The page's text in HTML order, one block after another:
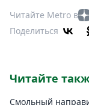
Читайте Metro в
Поделиться
Читайте
Смольный